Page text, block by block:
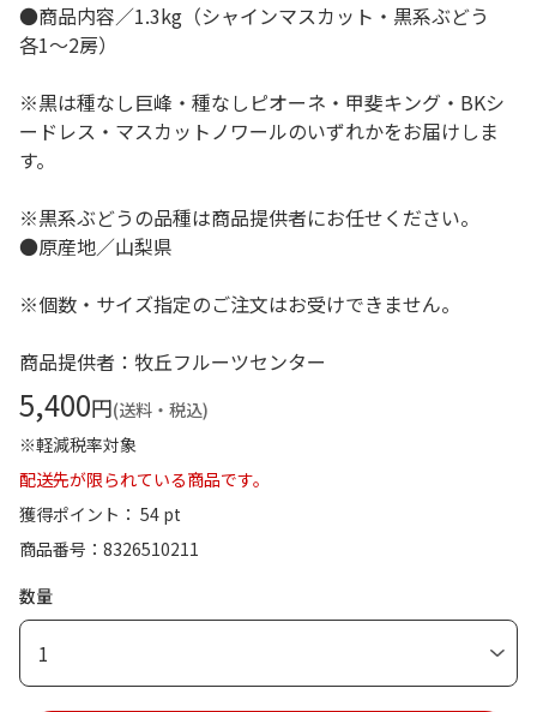
●商品内容／1.3kg（シャインマスカット・黒系ぶどう
各1～2房）
※黒は種なし巨峰・種なしピオーネ・甲斐キング・BKシ
ードレス・マスカットノワールのいずれかをお届けしま
す。
※黒系ぶどうの品種は商品提供者にお任せください。
●原産地／山梨県
※個数・サイズ指定のご注文はお受けできません。
商品提供者：牧丘フルーツセンター
5,400円(送料・税込)
※軽減税率対象
配送先が限られている商品です。
獲得ポイント： 54 pt
商品番号
8326510211
数量
1